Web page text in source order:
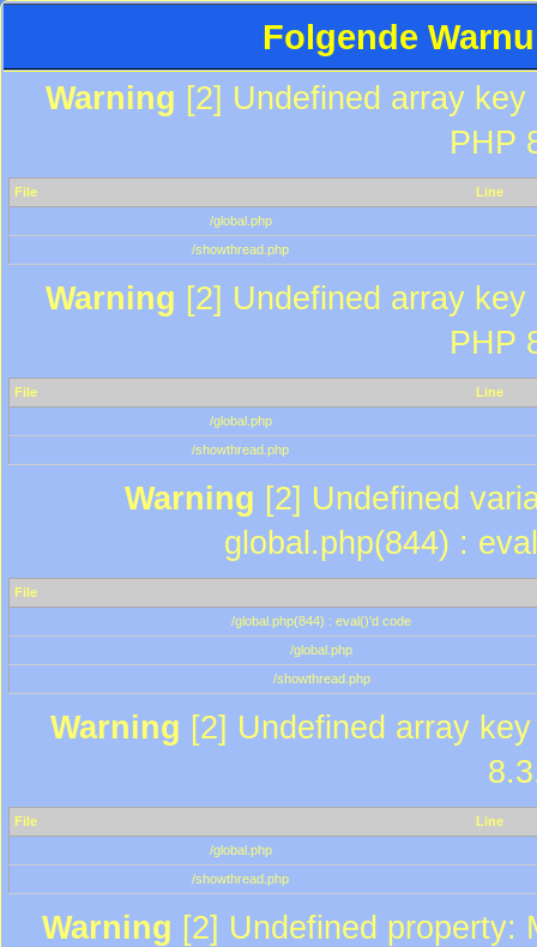
Folgende
Warning [2] Undefined array
PHP
File
Line
/global.php
/showthread.php
Warning [2] Undefined array
PHP
File
Line
/global.php
/showthread.php
Warning [2] Undefined
global.php(844) :
File
/global.php(844) : eval()'d code
/global.php
/showthread.php
Warning [2] Undefined array
File
Line
/global.php
/showthread.php
Warning [2] Undefined property: